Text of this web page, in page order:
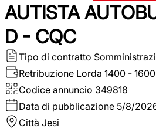
AUTISTA
D - CQC
Tipo di contratto
Retribuzione Lorda 1400 -
Codice annuncio 349818
Data di pubblicazione 5/8/
Città Jesi